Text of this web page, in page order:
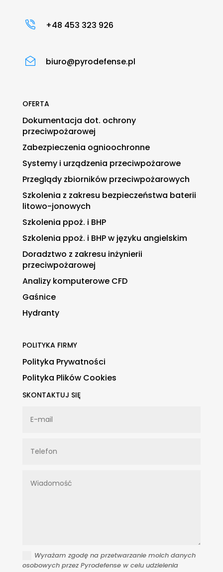
+48 453 323 926
biuro@pyrodefense.pl
OFERTA
Dokumentacja dot. ochrony
przeciwpożarowej
Zabezpieczenia ognioochronne
Systemy i urządzenia przeciwpożarowe
Przeglądy zbiorników przeciwpożarowych
Szkolenia z zakresu bezpieczeństwa baterii
litowo-jonowych
Szkolenia ppoż. i BHP
Szkolenia ppoż. i BHP w języku angielskim
Doradztwo z zakresu inżynierii
przeciwpożarowej
Analizy komputerowe CFD
Gaśnice
Hydranty
POLITYKA FIRMY
Polityka Prywatności
Polityka Plików Cookies
SKONTAKTUJ SIĘ
Wyrażam zgodę na przetwarzanie moich danych
osobowych przez Pyrodefense w celu udzielenia